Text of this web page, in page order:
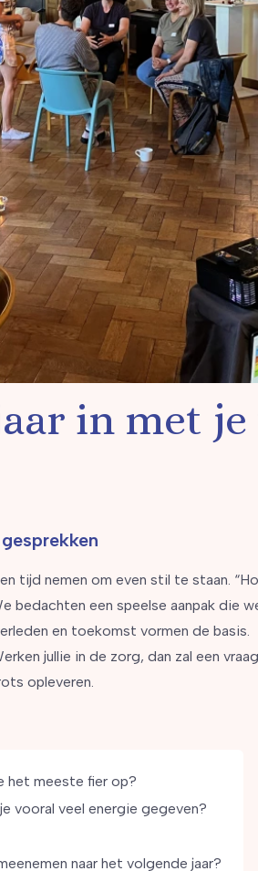
in met
tijd nemen om even stil te staan.
bedachten een speelse aanpak die
en toekomst vormen de basis.
jullie in de zorg, dan zal een
opleveren.
het meeste fier op?
vooral veel energie gegeven?
naar het volgende jaar?